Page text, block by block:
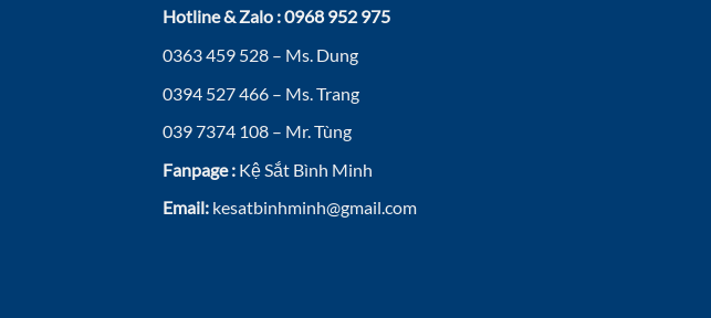
Hotline & Zalo : 0968 952 975
0363 459 528 – Ms. Dung
0394 527 466 – Ms. Trang
039 7374 108 – Mr. Tùng
Fanpage : Kệ Sắt Bình Minh
Email: kesatbinhminh@gmail.com